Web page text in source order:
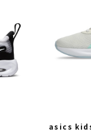
asics kids